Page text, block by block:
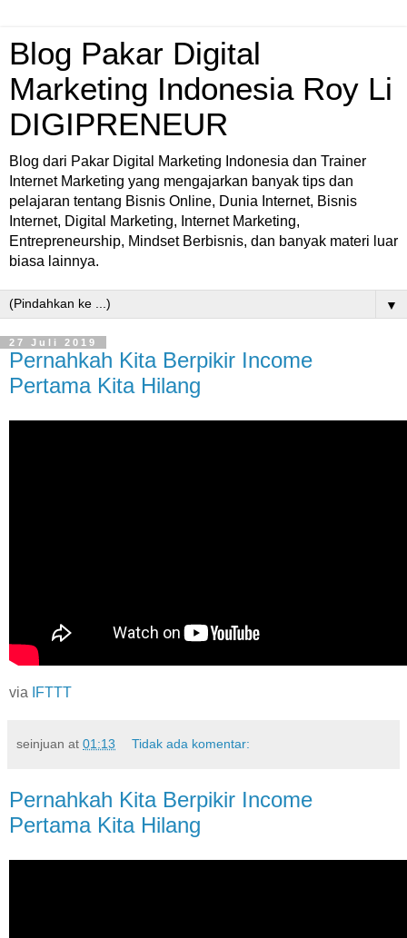
Blog Pakar Digital
Marketing Indonesia Roy Li
DIGIPRENEUR
Blog dari Pakar Digital Marketing Indonesia dan Trainer
Internet Marketing yang mengajarkan banyak tips dan
pelajaran tentang Bisnis Online, Dunia Internet, Bisnis
Internet, Digital Marketing, Internet Marketing,
Entrepreneurship, Mindset Berbisnis, dan banyak materi luar
biasa lainnya.
▼
27 Juli 2019
Pernahkah Kita Berpikir Income
Pertama Kita Hilang
via IFTTT
seinjuan at 01:13 Tidak ada komentar:
Pernahkah Kita Berpikir Income
Pertama Kita Hilang